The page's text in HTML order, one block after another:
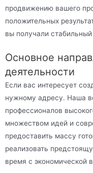
продвижению вашего
положительных
вы получали
Основное
деятельности
Если вас интересует
нужному адресу. Наша
профессионалов
множеством идей и
предоставить массу
реализовать
время с экономической